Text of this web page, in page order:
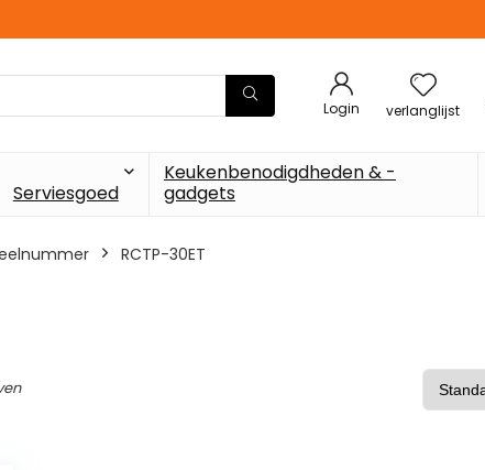
Login verlanglijst
Serviesgoed
Keukenbenodigdheden & -
gadgets
‎RCTP-30ET